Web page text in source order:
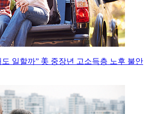
도 일할까” 美 중장년 고소득층 노후 불안